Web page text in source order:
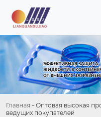
Главная - Оптовая высокая
ведущих покупателей